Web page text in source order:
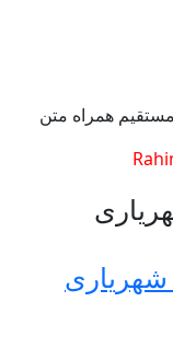
مستقیم همراه متن
شهریاری